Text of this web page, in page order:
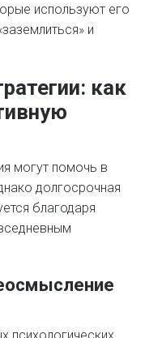
используют его
и
как
могут помочь в
долгосрочная
благодаря